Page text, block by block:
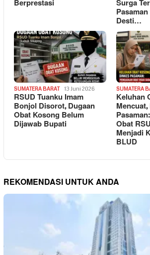
Berprestasi Surga
Desti…
SUMATERA BARAT 13 Juni 2026
RSUD Tuanku Imam
Bonjol Disorot, Dugaan
Obat Kosong Belum
Dijawab Bupati
SUMATERA
Keluhan
Obat
Menjadi
BLUD
REKOMENDASI UNTUK ANDA